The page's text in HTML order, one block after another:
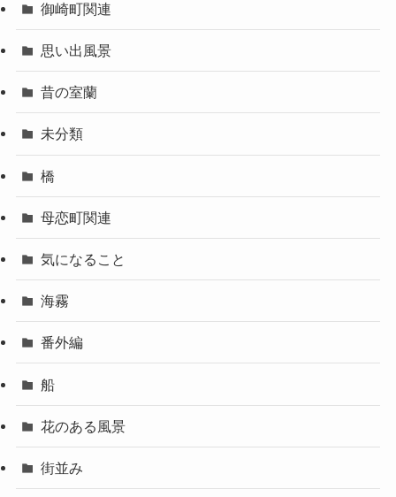
御崎町関連
思い出風景
昔の室蘭
未分類
橋
母恋町関連
気になること
海霧
番外編
船
花のある風景
街並み